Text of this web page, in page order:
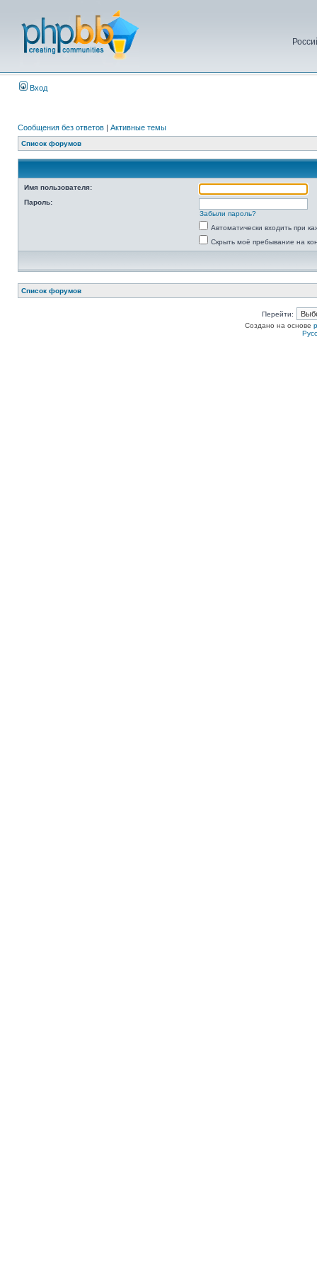
Вход
Сообщения без ответов | Активные темы
Список форумов
Имя пользователя:
Пароль:
Забыли пароль?
Автоматически входить при
Скрыть моё пребывание на
Список форумов
Перейти:
Создано на основе